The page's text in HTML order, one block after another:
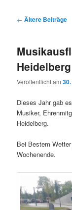
Beitragsnavigation
← Ältere Beiträge
Heidelberg
Veröffentlicht am
Dieses Jahr gab
Musiker,
Heidelberg.
Bei Bestem
Wochenende.